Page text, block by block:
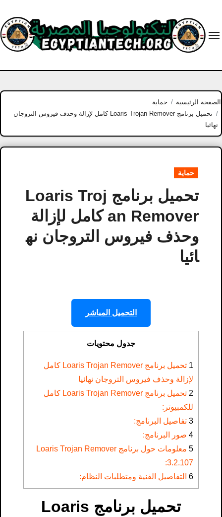
content
الصفحة الرئيسية
حماية
تحميل برنامج Loaris Trojan Remover كامل لإزالة وحذف فيروس التروجان
نهائيا
حماية
تحميل برنامج Loaris Troj
an Remover كامل لإزالة
وحذف فيروس التروجان نه
ائيا
التحميل المباشر
جدول محتويات
1
تحميل برنامج Loaris Trojan Remover كامل
لإزالة وحذف فيروس التروجان نهائيا
2
تحميل برنامج Loaris Trojan Remover كامل
للكمبيوتر:
3 تفاصيل البرنامج:
4 صور البرنامج:
5
معلومات حول برنامج Loaris Trojan Remover
3.2.107:
6 التفاصيل الفنية ومتطلبات النظام:
تحميل برنامج Loaris